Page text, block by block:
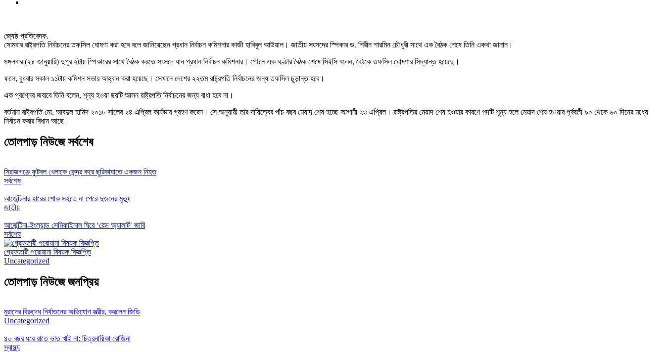
জ্যেষ্ঠ প্রতিবেদক.
সোমবার রাষ্ট্রপতি নির্বাচনের তফসিল ঘোষণা করা হবে বলে জানিয়েছেন প্রধান নির্বাচন কমিশনার কাজী হাবিবুল আউয়াল। জাতীয় সংসদের স্পিকার ড. শিরীন শারমিন চৌধুরী সাথে এক বৈঠক শেষে তিনি একথা জানান।
মঙ্গলবার (২৪ জানুয়ারি) দুপুর ২টায় স্পিকারের সাথে বৈঠক করতে সংসদে যান প্রধান নির্বাচন কমিশনার। পৌনে এক ঘণ্টার বৈঠক শেষে সিইসি বলেন, বৈঠকে তফসিল ঘোষণার সিদ্ধান্ত হয়েছে।
ফলে, বুধবার সকাল ১১টায় কমিশন সভার আহ্বান করা হয়েছে। সেখানে দেশের ২২তম রাষ্ট্রপতি নির্বাচনের জন্য তফসিল চূড়ান্ত হবে।
এক প্রশ্নের জবাবে তিনি বলেন, শূন্য হওয়া ছয়টি আসন রাষ্ট্রপতি নির্বাচনের জন্য বাধা হবে না।
বর্তমান রাষ্ট্রপতি মো. আবদুল হামিদ ২০১৮ সালের ২৪ এপ্রিল কার্যভার গ্রহণ করেন। সে অনুযায়ী তার দায়িত্বের পাঁচ বছর মেয়াদ শেষ হচ্ছে আগামী ২৩ এপ্রিল। রাষ্ট্রপতির মেয়াদ শেষ হওয়ার কারণে পদটি শূন্য হলে মেয়াদ শেষ হওয়ার পূর্ববর্তী ৯০ থেকে ৬০ দিনের মধ্যে
নির্বাচন করার বিধান আছে।
তোলপাড় নিউজে সর্বশেষ
সিরাজগঞ্জে ফুটবল খেলাকে কেন্দ্র করে ছুরিকাঘাতে একজন নিহত
সর্বশেষ
আর্জেন্টিনার হারের শোক সইতে না পেরে দুজনের মৃত্যু
জাতীয়
আর্জেন্টিনা-ইংল্যান্ড সেমিফাইনাল ঘিরে ‘রেড অ্যালার্ট’ জারি
সর্বশেষ
গ্রেফতারী পরোয়ানা বিষয়ক বিজ্ঞপ্তি
Uncategorized
তোলপাড় নিউজে জনপ্রিয়
মুরাদের বিরুদ্ধে নির্যাতনের অভিযোগ স্ত্রীর, করলেন জিডি
Uncategorized
৪০ বছর ধরে রাতে ভাত খাই না: চিত্রনায়িকা রোজিনা
স্বাস্থ্য